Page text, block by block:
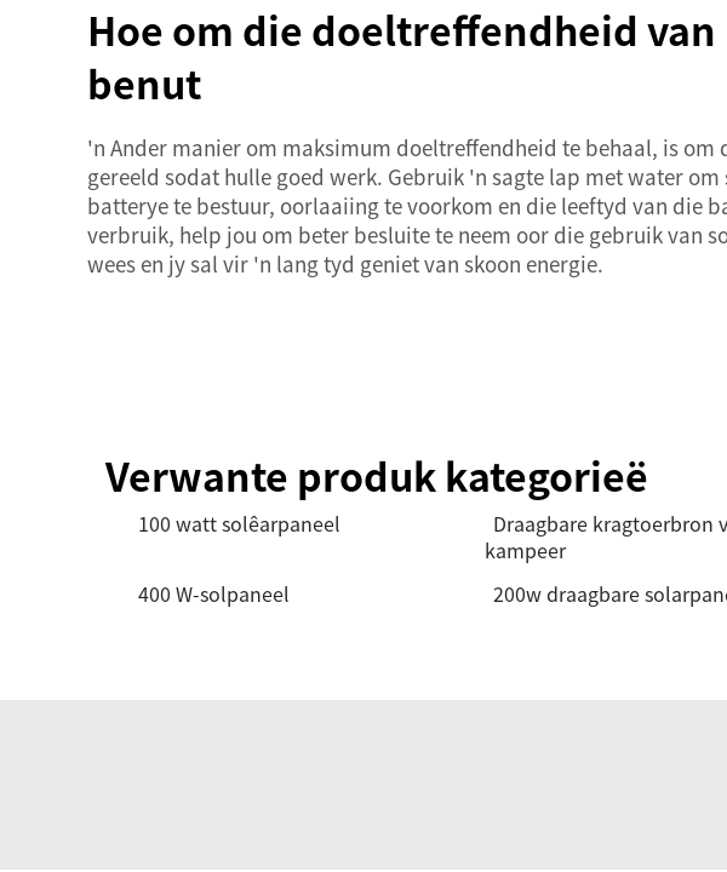
Hoe om die doeltreffendheid
benut
'n Ander manier om maksimum doeltreffendheid te behaal, is
gereeld sodat hulle goed werk. Gebruik 'n sagte lap met water
batterye te bestuur, oorlaaiing te voorkom en die leeftyd van die
verbruik, help jou om beter besluite te neem oor die gebruik van
wees en jy sal vir 'n lang tyd geniet van skoon energie.
Verwante produk kategorieë
100 watt solêarpaneel
Draagbare kragtoerbron
kampeer
400 W-solpaneel 200w draagbare